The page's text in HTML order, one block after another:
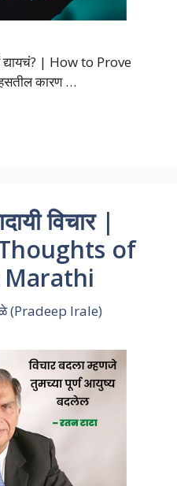
द्यायचं? | How to Prove
कारण …
विचार |
of
Marathi
(Pradeep Irale)